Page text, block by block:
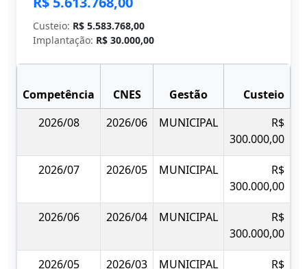
Custeio: R$ 5.583.768,00
Implantação: R$ 30.000,00
Competência CNES Gestão Custeio
2026/08
2026/06 MUNICIPAL
R$
300.000,00
2026/07 2026/05 MUNICIPAL
R$
300.000,00
2026/06 2026/04 MUNICIPAL
R$
300.000,00
2026/05 2026/03 MUNICIPAL
R$